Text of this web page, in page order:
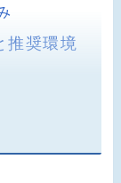
推奨環境